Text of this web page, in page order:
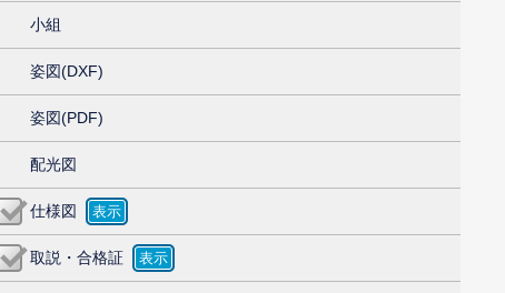
小組
姿図(DXF)
姿図(PDF)
配光図
仕様図
取説・合格証